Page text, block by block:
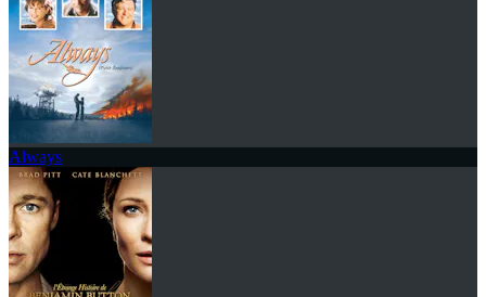
Always